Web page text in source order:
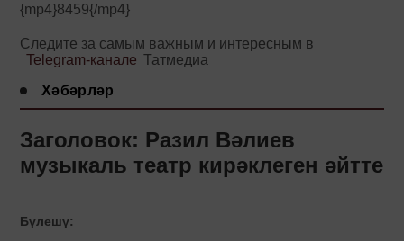
{mp4}8459{/mp4}
Следите за самым важным и интересным в
Telegram-канале Татмедиа
Хәбәрләр
Заголовок: Разил Вәлиев
музыкаль театр кирәклеген әйтте
Бүлешү: